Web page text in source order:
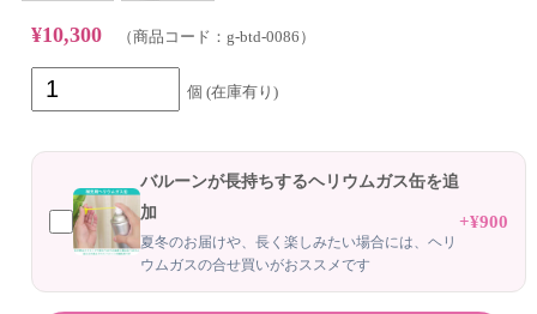
¥10,300（商品コード：g-btd-0086）
個 (在庫有り)
バルーンが長持ちするヘリウムガス缶を追
加
夏冬のお届けや、長く楽しみたい場合には、ヘリ
ウムガスの合せ買いがおススメです
+¥900